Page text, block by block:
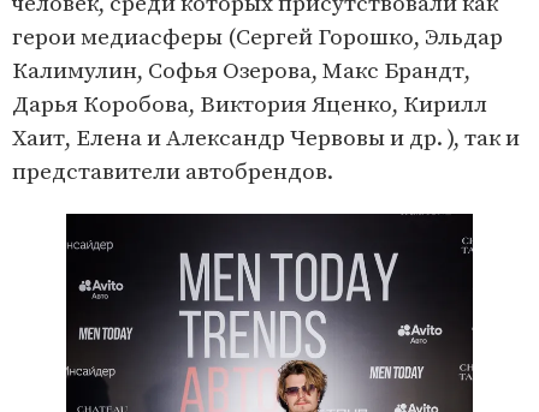
герои медиасферы (Сергей Горошко, Эльдар
Калимулин, Софья Озерова, Макс Брандт,
Дарья Коробова, Виктория Яценко, Кирилл
Хаит, Елена и Александр Червовы и др. ), так и
представители автобрендов.